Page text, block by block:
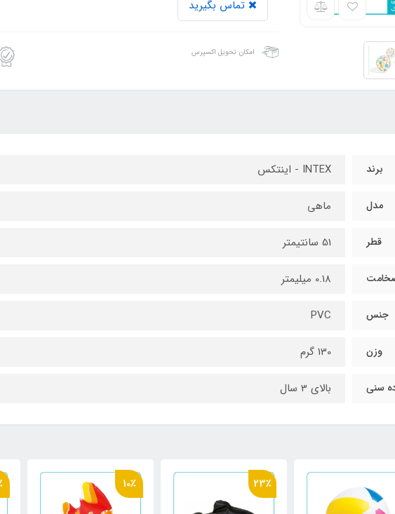
تماس بگیرید
امکان تحویل اکسپرس
برند INTEX - اینتکس
مدل ماهی
قطر 51 سانتیمتر
0.18 میلیمتر
جنس PVC
وزن 130 گرم
سنی بالای 3 سال
23٪ 10٪